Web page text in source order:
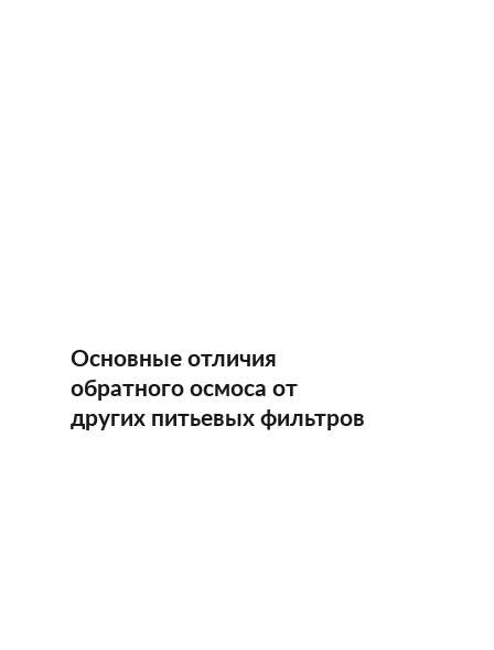
Основные отличия
обратного осмоса от
других питьевых фильтров